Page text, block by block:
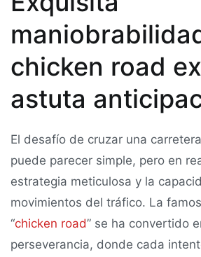
chicken road
astuta
El desafío de cruzar una
puede parecer simple, pero en
estrategia meticulosa y la
movimientos del tráfico. La
“chicken road” se ha convertido
perseverancia, donde cada